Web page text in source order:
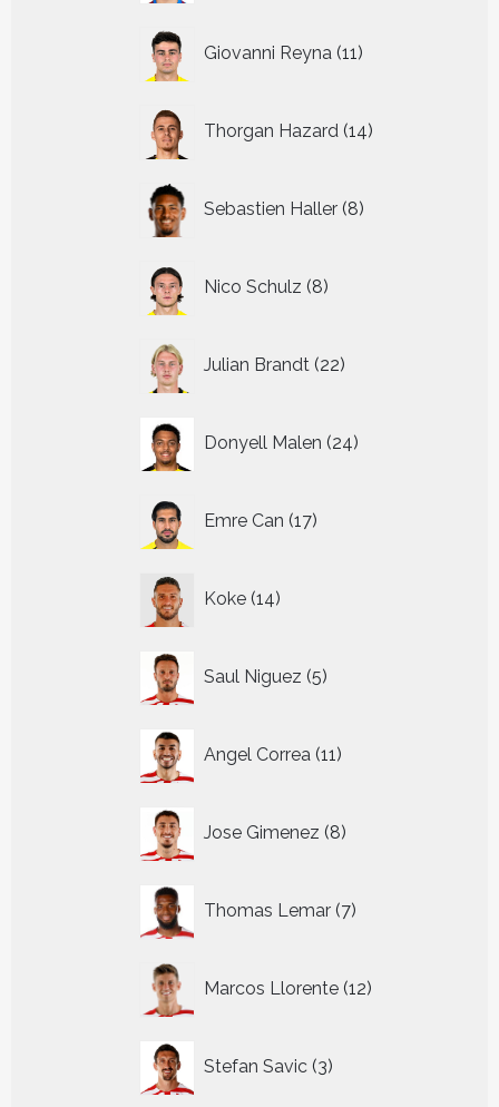
Giovanni Reyna 11
producten
Thorgan Hazard 14
producten
Sebastien Haller 8
producten
Nico Schulz 8
producten
Julian Brandt 22
producten
Donyell Malen 24
producten
Emre Can 17
producten
Koke 14
producten
Saul Niguez 5
producten
Angel Correa 11
producten
Jose Gimenez 8
producten
Thomas Lemar 7
producten
Marcos Llorente 12
producten
Stefan Savic 3
producten